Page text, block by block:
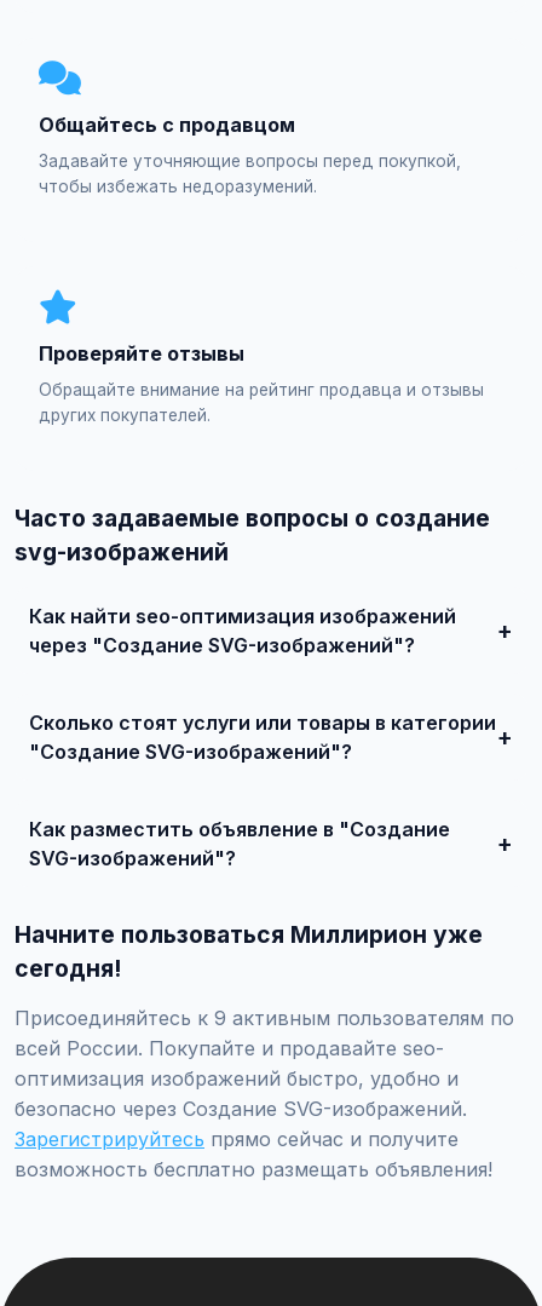
Общайтесь с продавцом
Задавайте уточняющие вопросы перед покупкой,
чтобы избежать недоразумений.
Проверяйте отзывы
Обращайте внимание на рейтинг продавца и отзывы
других покупателей.
Часто задаваемые вопросы о создание
svg-изображений
Как найти seo-оптимизация изображений
через "Создание SVG-изображений"?
и договоритесь о сделке.
Сколько стоят услуги или товары в категории
"Создание SVG-изображений"?
Как разместить объявление в "Создание
SVG-изображений"?
/ SEO-оптимизация изображений / Создание SVG-
изображений", заполните форму и опубликуйте. Первые
объявления — бесплатно!
Начните пользоваться Миллирион уже
сегодня!
Присоединяйтесь к 9 активным пользователям по
всей России. Покупайте и продавайте seo-
оптимизация изображений быстро, удобно и
безопасно через Создание SVG-изображений.
Зарегистрируйтесь прямо сейчас и получите
возможность бесплатно размещать объявления!